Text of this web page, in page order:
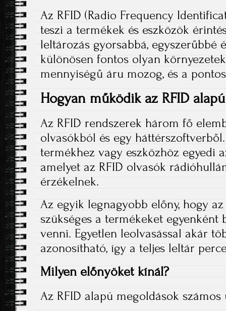
Az RFID (Radio Frequency
teszi a termékek és eszközök
leltározás gyorsabbá, egyszerűbbé
különösen fontos olyan
mennyiségű áru mozog, és a
Hogyan működik az RFID
Az RFID rendszerek három fő
olvasókból és egy
termékhez vagy eszközhöz egyedi
amelyet az RFID olvasók
érzékelnek.
Az egyik legnagyobb előny, hogy
szükséges a termékeket egyenként
venni. Egyetlen leolvasással akár
azonosítható, így a teljes leltár
Milyen előnyöket kínál?
Az RFID alapú megoldások